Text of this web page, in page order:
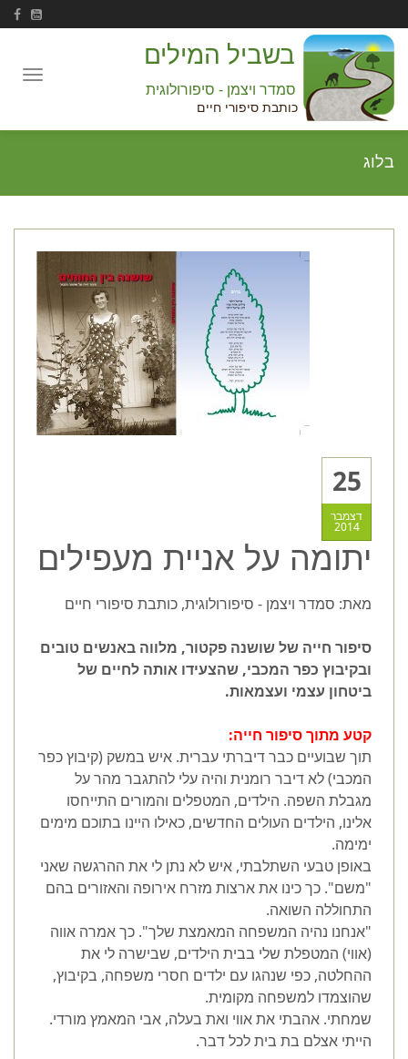
Toggle
בשביל המילים
סמדר ויצמן - סיפורולוגית
כותבת סיפורי חיים
בלוג
25
דצמבר
2014
יתומה על אניית מעפילים
מאת: סמדר ויצמן - סיפורולוגית, כותבת סיפורי חיים
סיפור חייה של שושנה פקטור, מלווה באנשים טובים
ובקיבוץ כפר המכבי, שהצעידו אותה לחיים של
ביטחון עצמי ועצמאות.
קטע מתוך סיפור חייה:
תוך שבועיים כבר דיברתי עברית. איש במשק (קיבוץ כפר
המכבי) לא דיבר רומנית והיה עלי להתגבר מהר על
מגבלת השפה. הילדים, המטפלים והמורים התייחסו
אלינו, הילדים העולים החדשים, כאילו היינו בתוכם מימים
ימימה.
באופן טבעי השתלבתי, איש לא נתן לי את ההרגשה שאני
"משם". כך כינו את ארצות מזרח אירופה והאזורים בהם
התחוללה השואה.
"אנחנו נהיה המשפחה המאמצת שלך". כך אמרה אווה
(אווי) המטפלת שלי בבית הילדים, שבישרה לי את
ההחלטה, כפי שנהגו עם ילדים חסרי משפחה, בקיבוץ,
שהוצמדו למשפחה מקומית.
שמחתי. אהבתי את אווי ואת בעלה, אבי המאמץ מורדי.
הייתי אצלם בת בית לכל דבר.